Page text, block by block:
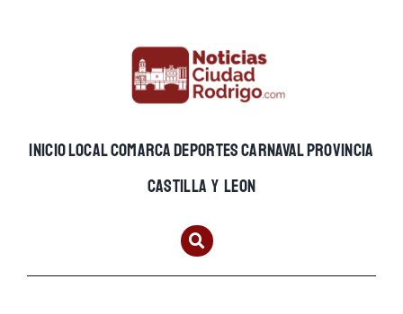
INICIOLOCALCOMARCADEPORTESCARNAVALPROVINCIA
CASTILLA Y LEON